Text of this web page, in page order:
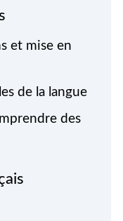
et mise en
de la langue
des